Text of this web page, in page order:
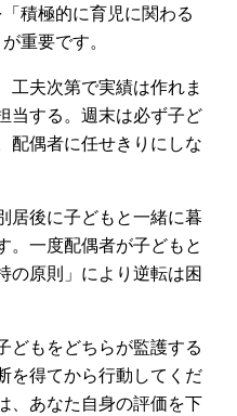
積極的に育児に関わる
重要です。
工夫次第で実績は作れま
当する。週末は必ず子ど
配偶者に任せきりにしな
居後に子どもと一緒に暮
。一度配偶者が子どもと
の原則」により逆転は困
どもをどちらが監護する
を得てから行動してくだ
、あなた自身の評価を下